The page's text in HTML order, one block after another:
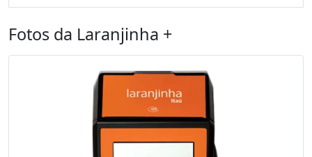
Fotos da Laranjinha +